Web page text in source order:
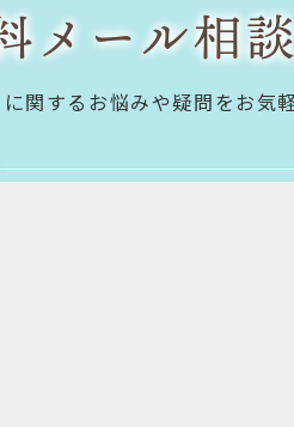
メール相
関するお悩みや疑問をお気